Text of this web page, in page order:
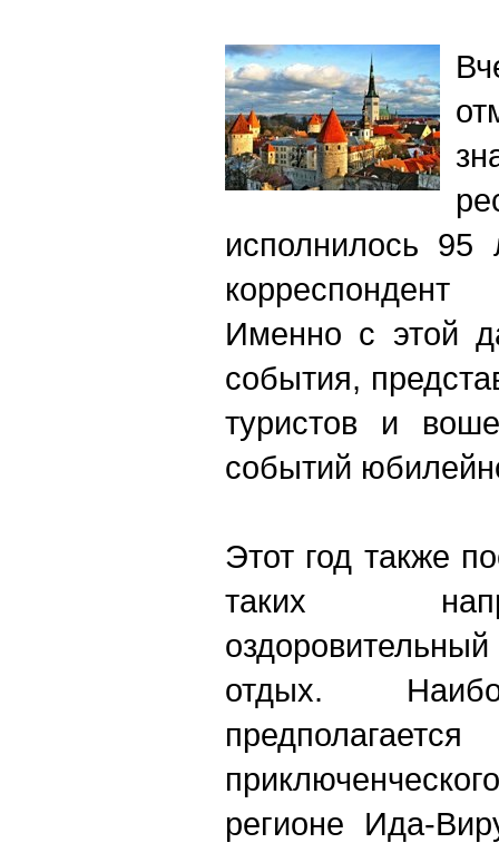
исполнилось
Именно с этой
события,
туристов и
событий
Этот год также
таких
отдых.
регионе Ида-